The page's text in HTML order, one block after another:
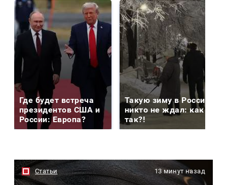
Где будет встреча
президентов США и
России: Европа?
Такую зиму в России
никто не ждал: как
так?!
Статьи 13 минут назад